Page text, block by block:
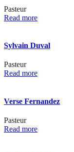
Pasteur
Read more
Sylvain Duval
Pasteur
Read more
Verse Fernandez
Pasteur
Read more